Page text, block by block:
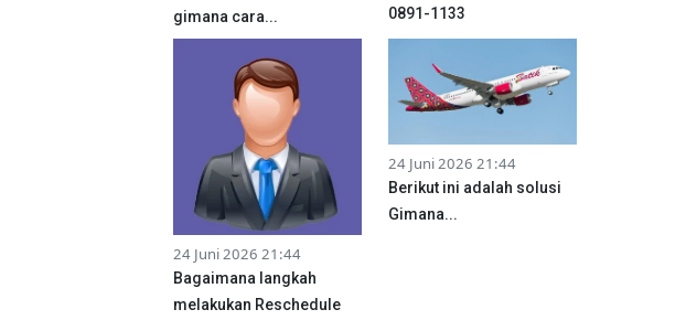
gimana cara...
0891-1133
24 Juni 2026 21:44
Bagaimana langkah
melakukan Reschedule
24 Juni 2026 21:44
Berikut ini adalah solusi
Gimana...